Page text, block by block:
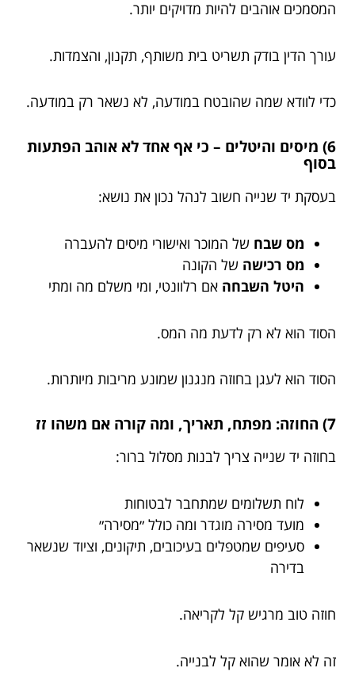
המסמכים אוהבים להיות מדויקים יותר.
עורך הדין בודק תשריט בית משותף, תקנון, והצמדות.
כדי לוודא שמה שהובטח במודעה, לא נשאר רק במודעה.
6) מיסים והיטלים – כי אף אחד לא אוהב הפתעות
בסוף
בעסקת יד שנייה חשוב לנהל נכון את נושא:
מס שבח של המוכר ואישורי מיסים להעברה
מס רכישה של הקונה
היטל השבחה אם רלוונטי, ומי משלם מה ומתי
הסוד הוא לא רק לדעת מה המס.
הסוד הוא לעגן בחוזה מנגנון שמונע מריבות מיותרות.
7) החוזה: מפתח, תאריך, ומה קורה אם משהו זז
בחוזה יד שנייה צריך לבנות מסלול ברור:
לוח תשלומים שמתחבר לבטוחות
מועד מסירה מוגדר ומה כולל ״מסירה״
סעיפים שמטפלים בעיכובים, תיקונים, וציוד שנשאר
בדירה
חוזה טוב מרגיש קל לקריאה.
זה לא אומר שהוא קל לבנייה.